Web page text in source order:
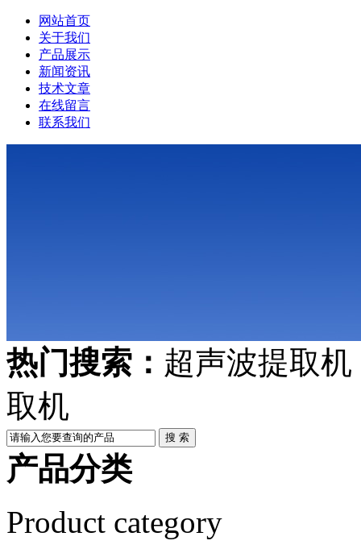
网站首页
关于我们
产品展示
新闻资讯
技术文章
在线留言
联系我们
热门搜索： 超声波提取
取机
产品分类
Product category